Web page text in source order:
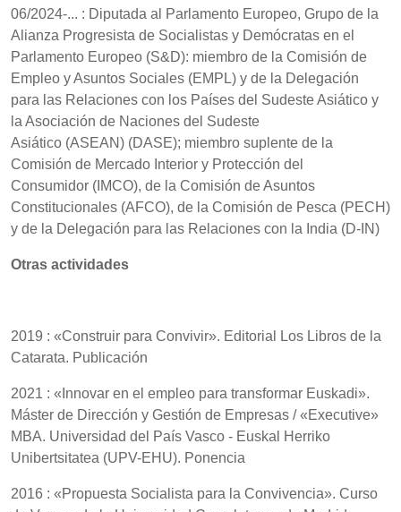
06/2024-... : Diputada al Parlamento Europeo, Grupo de la
Alianza Progresista de Socialistas y Demócratas en el
Parlamento Europeo (S&D): miembro de la Comisión de
Empleo y Asuntos Sociales (EMPL) y de la Delegación
para las Relaciones con los Países del Sudeste Asiático y
la Asociación de Naciones del Sudeste
Asiático (ASEAN) (DASE); miembro suplente de la
Comisión de Mercado Interior y Protección del
Consumidor (IMCO), de la Comisión de Asuntos
Constitucionales (AFCO), de la Comisión de Pesca (PECH)
y de la Delegación para las Relaciones con la India (D-IN)
Otras actividades
2019 : «Construir para Convivir». Editorial Los Libros de la
Catarata. Publicación
2021 : «Innovar en el empleo para transformar Euskadi».
Máster de Dirección y Gestión de Empresas / «Executive»
MBA. Universidad del País Vasco - Euskal Herriko
Unibertsitatea (UPV-EHU). Ponencia
2016 : «Propuesta Socialista para la Convivencia». Curso